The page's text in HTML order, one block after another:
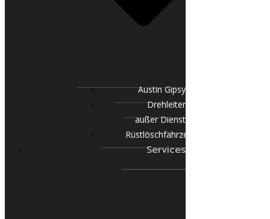
Austin Gipsy
Drehleiter
außer Dienst
Rüstlöschfahrzeug
Services